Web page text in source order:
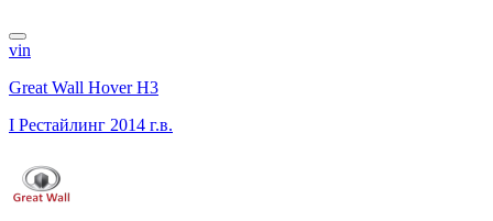
vin
Great Wall Hover H3
I Рестайлинг 2014 г.в.